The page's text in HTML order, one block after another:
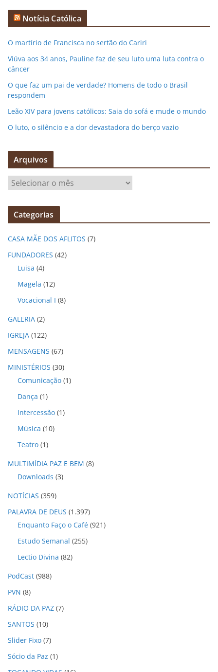
Notícia Católica
O martírio de Francisca no sertão do Cariri
Viúva aos 34 anos, Pauline faz de seu luto uma luta contra o
câncer
O que faz um pai de verdade? Homens de todo o Brasil
respondem
Leão XIV para jovens católicos: Saia do sofá e mude o mundo
O luto, o silêncio e a dor devastadora do berço vazio
Arquivos
q
v
o
Categorias
CASA MÃE DOS AFLITOS (7)
FUNDADORES (42)
Luisa (4)
Magela (12)
Vocacional I (8)
GALERIA (2)
IGREJA (122)
MENSAGENS (67)
MINISTÉRIOS (30)
Comunicação (1)
Dança (1)
Intercessão (1)
Música (10)
Teatro (1)
MULTIMÍDIA PAZ E BEM (8)
Downloads (3)
NOTÍCIAS (359)
PALAVRA DE DEUS (1.397)
Enquanto Faço o Café (921)
Estudo Semanal (255)
Lectio Divina (82)
PodCast (988)
PVN (8)
RÁDIO DA PAZ (7)
SANTOS (10)
Slider Fixo (7)
Sócio da Paz (1)